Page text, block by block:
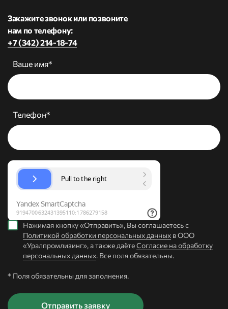
Закажите звонок или позвоните
нам по телефону:
+7 (342) 214-18-74
Ваше имя*
Телефон*
Нажимая кнопку «Отправить», Вы соглашаетесь с
Политикой обработки персональных данных в ООО
«Уралпромлизинг», а также даётеСогласие на обработку
персональных данных. Все поля обязательны.
* Поля обязательны для заполнения.